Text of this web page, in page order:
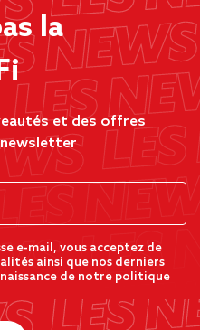
la
et des offres
e-mail, vous acceptez de
ainsi que nos derniers
de notre politique